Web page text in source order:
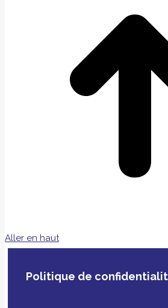
Aller en haut
Politique de